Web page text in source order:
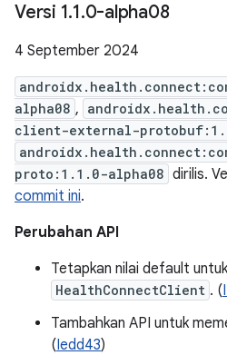
Versi 1.1.0-alpha08
4 September 2024
alpha08 ,
client-external-
proto:1.1.0-alpha08 dirilis.
commit ini.
Perubahan API
Tetapkan nilai default
HealthConnectClient . (
Tambahkan API untuk
(Iedd43)